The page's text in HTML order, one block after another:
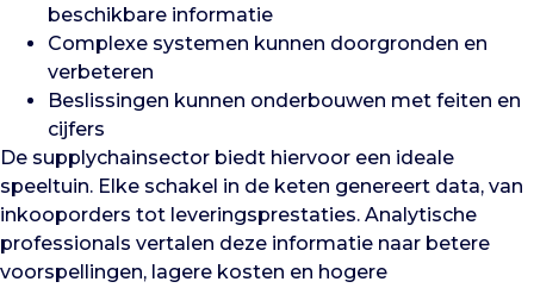
beschikbare informatie
Complexe systemen kunnen doorgronden en
verbeteren
Beslissingen kunnen onderbouwen met feiten en
cijfers
De supplychainsector biedt hiervoor een ideale
speeltuin. Elke schakel in de keten genereert data, van
inkooporders tot leveringsprestaties. Analytische
professionals vertalen deze informatie naar betere
voorspellingen, lagere kosten en hogere